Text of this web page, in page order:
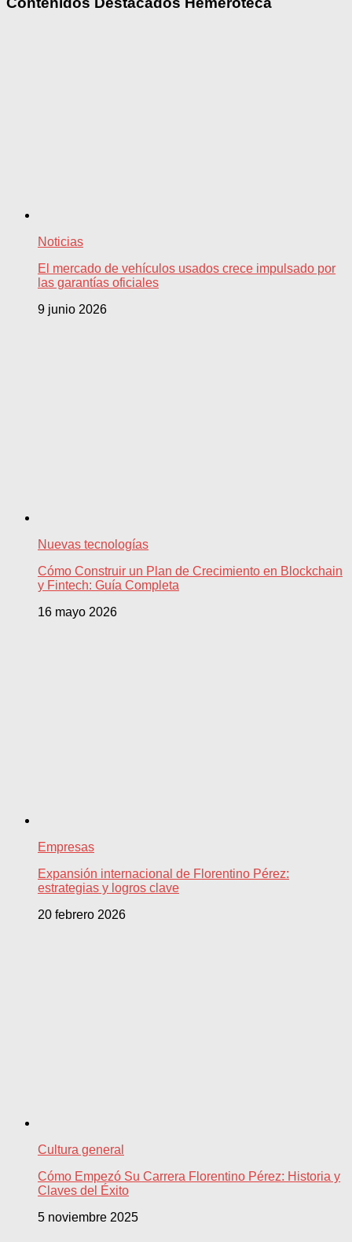
Noticias
El mercado de vehículos usados crece impulsado por
las garantías oficiales
9 junio 2026
Nuevas tecnologías
Cómo Construir un Plan de Crecimiento en Blockchain
y Fintech: Guía Completa
16 mayo 2026
Empresas
Expansión internacional de Florentino Pérez:
estrategias y logros clave
20 febrero 2026
Cultura general
Cómo Empezó Su Carrera Florentino Pérez: Historia y
Claves del Éxito
5 noviembre 2025